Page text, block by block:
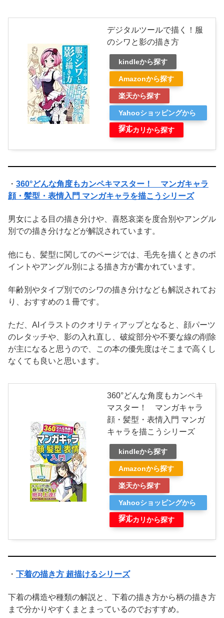
デジタルツールで描く！服
のシワと影の描き方
kindleから探す
Amazonから探す
楽天から探す
Yahooショッピングから
探す
メルカリから探す
・ 360°どんな角度もカンペキマスター！ マンガキャラ
顔・髪型・表情入門 マンガキャラを描こうシリーズ
男女による目の描き分けや、喜怒哀楽を度合別やアングル
別での描き分けなどが解説されています。
他にも、髪型に関してのページでは、毛先を描くときのポ
イントやアングル別による描き方が書かれています。
年齢別やタイプ別でのシワの描き分けなども解説されてお
り、おすすめの１冊です。
ただ、AIイラストのクオリティアップとなると、顔パーツ
のレタッチや、影の入れ直し、破綻部分や不要な線の削除
が主になると思うので、この本の優先度はそこまで高くし
なくても良いと思います。
360°どんな角度もカンペキ
マスター！ マンガキャラ
顔・髪型・表情入門 マンガ
キャラを描こうシリーズ
kindleから探す
Amazonから探す
楽天から探す
Yahooショッピングから
探す
メルカリから探す
・ 下着の描き方 超描けるシリーズ
下着の構造や種類の解説と、下着の描き方から柄の描き方
まで分かりやすくまとまっているのでおすすめ。